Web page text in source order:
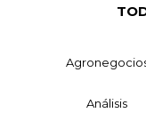
Análisis